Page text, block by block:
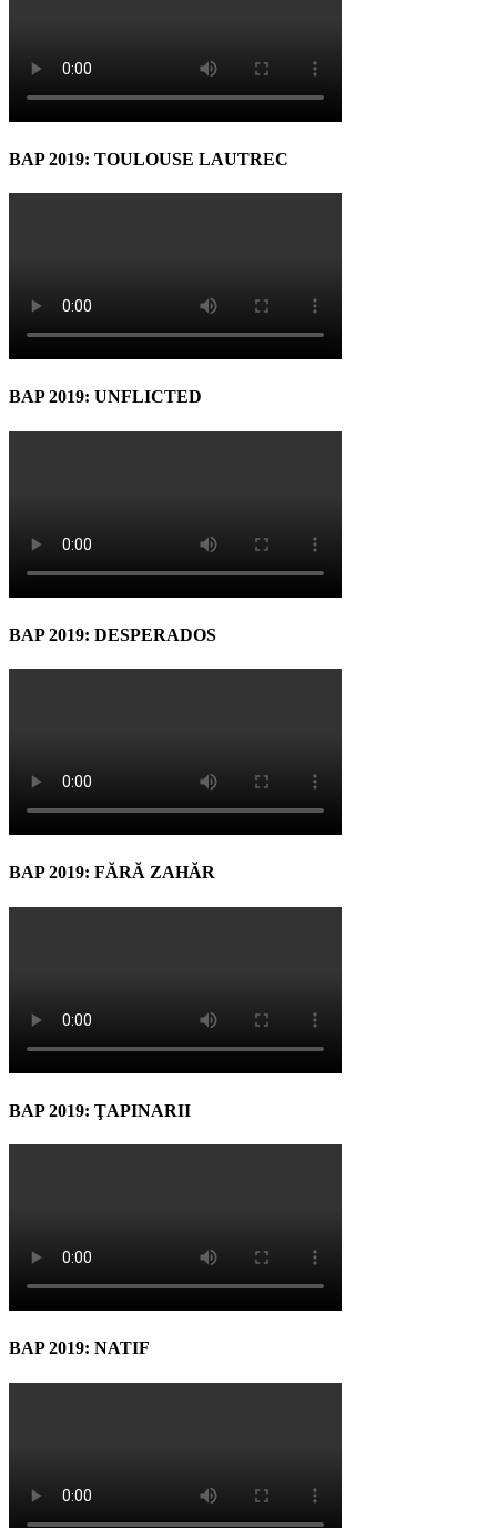
BAP 2019: TOULOUSE LAUTREC
BAP 2019: UNFLICTED
BAP 2019: DESPERADOS
BAP 2019: FĂRĂ ZAHĂR
BAP 2019: ŢAPINARII
BAP 2019: NATIF